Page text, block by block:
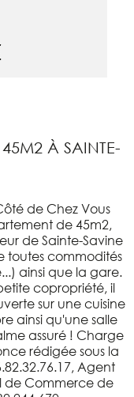
À SAINTE-
de Chez Vous
de 45m2,
de Sainte-Savine
toutes commodités
ainsi que la gare.
copropriété, il
sur une cuisine
ainsi qu'une salle
assuré ! Charge
rédigée sous la
Agent
de Commerce de